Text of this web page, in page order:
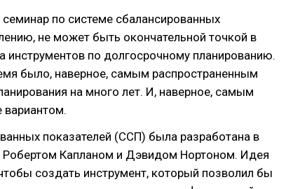
по системе сбалансированных
не может быть окончательной точкой в
инструментов по долгосрочному планированию.
было, наверное, самым распространенным
на много лет. И, наверное, самым
вариантом.
показателей (ССП) была разработана в
Робертом Капланом и Дэвидом Нортоном. Идея
создать инструмент, который позволил бы